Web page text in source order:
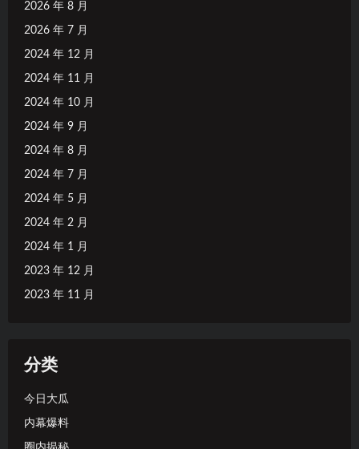
2026 年 8 月
2026 年 7 月
2024 年 12 月
2024 年 11 月
2024 年 10 月
2024 年 9 月
2024 年 8 月
2024 年 7 月
2024 年 5 月
2024 年 2 月
2024 年 1 月
2023 年 12 月
2023 年 11 月
分类
今日大瓜
内幕爆料